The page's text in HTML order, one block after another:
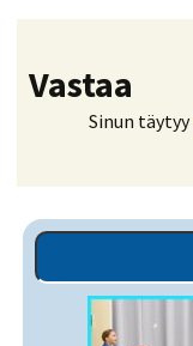
Vastaa
Sinun täytyy